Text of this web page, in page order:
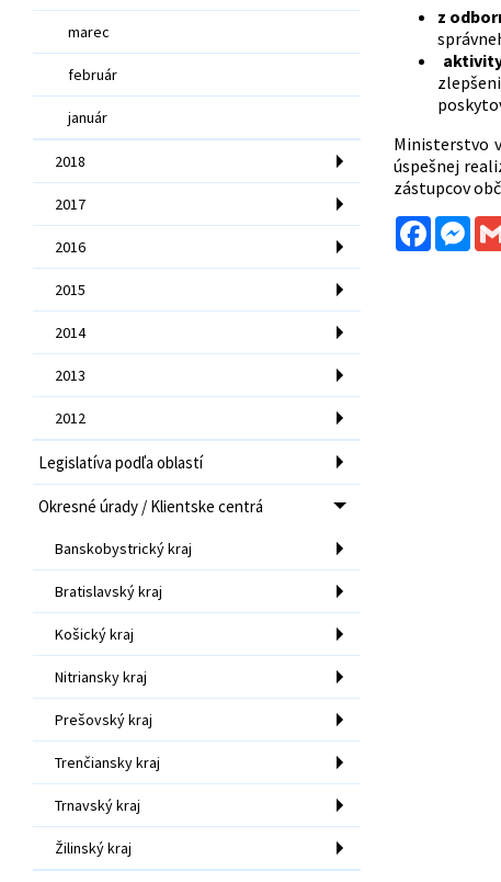
marec
február
január
2018
2017
2016
2015
2014
2013
2012
Legislatíva podľa oblastí
Okresné úrady / Klientske centrá
Banskobystrický kraj
Bratislavský kraj
Košický kraj
Nitriansky kraj
Prešovský kraj
Trenčiansky kraj
Trnavský kraj
Žilinský kraj
z
Ministerstvo
úspešnej
zástupcov
Facebook